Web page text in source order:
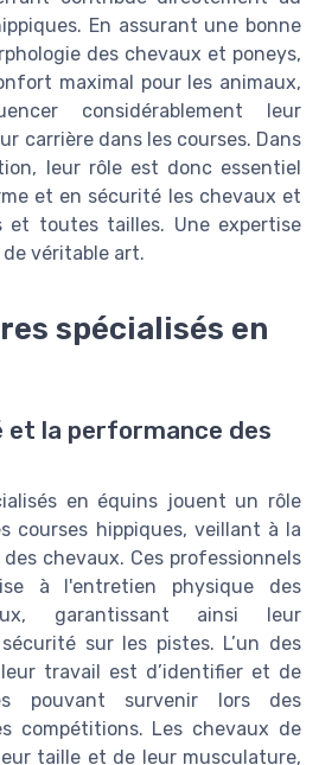
En assurant une bonne
des chevaux et poneys,
maximal pour les animaux,
considérablement leur
carrière dans les courses. Dans
leur rôle est donc essentiel
et en sécurité les chevaux et
et toutes tailles. Une expertise
de véritable art.
spécialisés en
et la performance des
en équins jouent un rôle
courses hippiques, veillant à la
chevaux. Ces professionnels
à l'entretien physique des
garantissant ainsi leur
sur les pistes. L’un des
travail est d’identifier et de
pouvant survenir lors des
compétitions. Les chevaux de
taille et de leur musculature,